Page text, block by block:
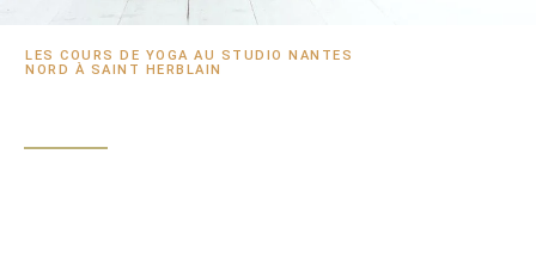
LES COURS DE YOGA AU STUDIO NANTES
NORD À SAINT HERBLAIN